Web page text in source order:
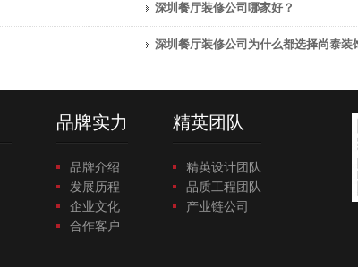
深圳餐厅装修公司哪家好？
品牌实力
品牌介绍
发展历程
企业文化
合作客户
精英团队
精英设计团队
品质工程团队
产业链公司